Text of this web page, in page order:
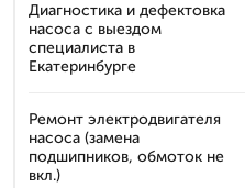
Диагностика и дефектовка
насоса с выездом
специалиста в
Екатеринбурге
Ремонт электродвигателя
насоса (замена
подшипников, обмоток не
вкл.)